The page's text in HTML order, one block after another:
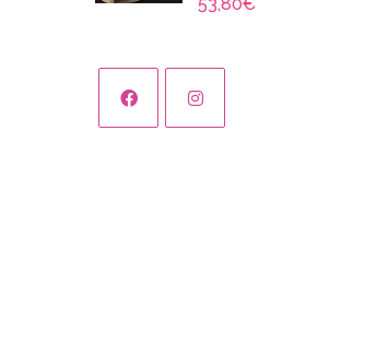
sur 5